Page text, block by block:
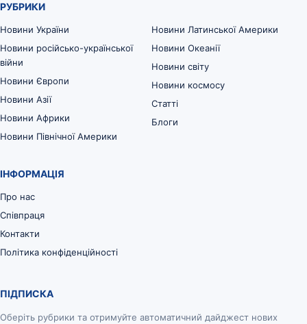
РУБРИКИ
Новини України
Новини російсько-української
війни
Новини Європи
Новини Азії
Новини Африки
Новини Північної Америки
Новини Латинської Америки
Новини Океанії
Новини світу
Новини космосу
Статті
Блоги
ІНФОРМАЦІЯ
Про нас
Співпраця
Контакти
Політика конфіденційності
ПІДПИСКА
Оберіть рубрики та отримуйте автоматичний дайджест нових